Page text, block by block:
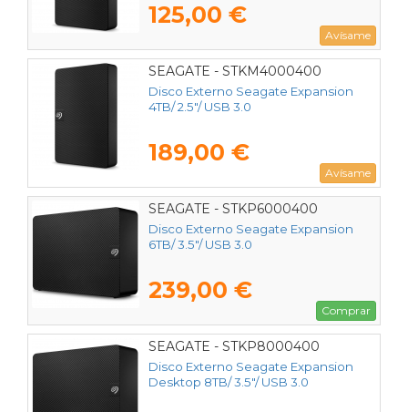
125,00 €
Avísame
SEAGATE - STKM4000400
Disco Externo Seagate Expansion
4TB/ 2.5"/ USB 3.0
189,00 €
Avísame
SEAGATE - STKP6000400
Disco Externo Seagate Expansion
6TB/ 3.5"/ USB 3.0
239,00 €
Comprar
SEAGATE - STKP8000400
Disco Externo Seagate Expansion
Desktop 8TB/ 3.5"/ USB 3.0